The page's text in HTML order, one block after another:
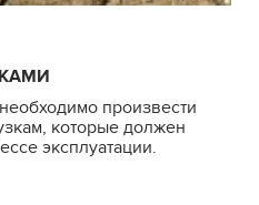
произвести
которые должен
эксплуатации.